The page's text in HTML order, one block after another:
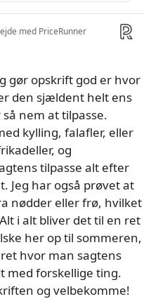
gør opskrift god er hvor
den sjældent helt ens
nem at tilpasse.
kylling, falafler, eller
og
tilpasse alt efter
Jeg har også prøvet at
nødder eller frø, hvilket
i alt bliver det til en ret
her op til sommeren,
hvor man sagtens
med forskellige ting.
og velbekomme!